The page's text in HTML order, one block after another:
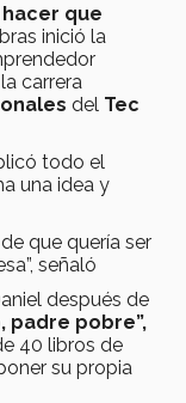
que
inició la
carrera
del Tec
todo el
una idea y
que quería ser
señaló
después de
padre pobre”,
40 libros de
su propia